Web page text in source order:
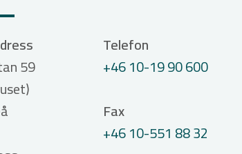
59
Telefon
+46 10-19 90 600
Fax
+46 10-551 88 32